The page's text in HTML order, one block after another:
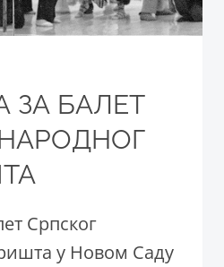
ЗА БАЛЕТ
Српског
у Новом Саду